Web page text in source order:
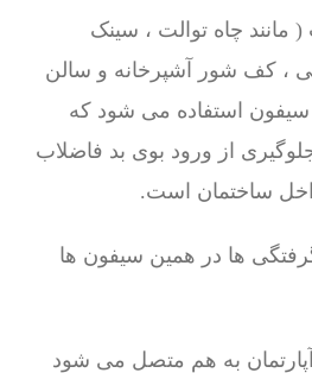
مانند چاه توالت ، سینک
، کف شور آشپرخانه و سالن
استفاده می شود که
از ورود بوی بد فاضلاب
ساختمان است.
ها در همین سیفون ها
به هم متصل می شود